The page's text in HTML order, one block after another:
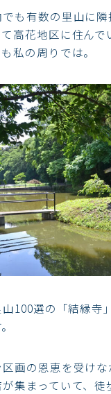
も有数の里山に
高花地区に住んで
私の周りでは。
100選の「結縁寺
画の恩恵を受け
集まっていて、徒